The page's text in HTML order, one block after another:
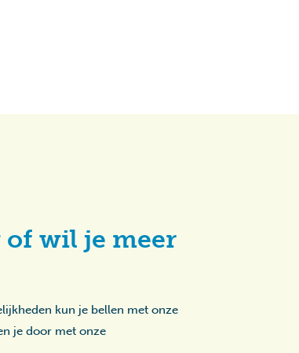
of wil je meer
kun je bellen met onze
je door met onze